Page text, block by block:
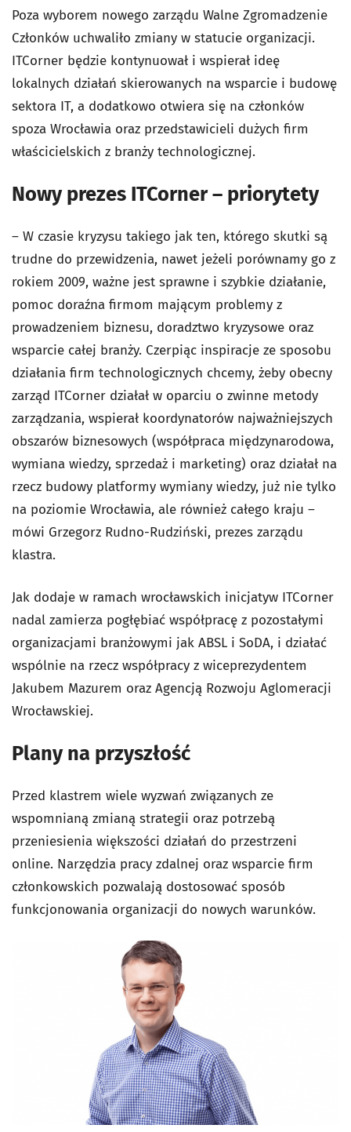
Poza wyborem nowego zarządu Walne Zgromadzenie
Członków uchwaliło zmiany w statucie organizacji.
ITCorner będzie kontynuował i wspierał ideę
lokalnych działań skierowanych na wsparcie i budowę
sektora IT, a dodatkowo otwiera się na członków
spoza Wrocławia oraz przedstawicieli dużych firm
właścicielskich z branży technologicznej.
Nowy prezes ITCorner – priorytety
– W czasie kryzysu takiego jak ten, którego skutki są
trudne do przewidzenia, nawet jeżeli porównamy go z
rokiem 2009, ważne jest sprawne i szybkie działanie,
pomoc doraźna firmom mającym problemy z
prowadzeniem biznesu, doradztwo kryzysowe oraz
wsparcie całej branży. Czerpiąc inspiracje ze sposobu
działania firm technologicznych chcemy, żeby obecny
zarząd ITCorner działał w oparciu o zwinne metody
zarządzania, wspierał koordynatorów najważniejszych
obszarów biznesowych (współpraca międzynarodowa,
wymiana wiedzy, sprzedaż i marketing) oraz działał na
rzecz budowy platformy wymiany wiedzy, już nie tylko
na poziomie Wrocławia, ale również całego kraju –
mówi Grzegorz Rudno-Rudziński, prezes zarządu
klastra.
Jak dodaje w ramach wrocławskich inicjatyw ITCorner
nadal zamierza pogłębiać współpracę z pozostałymi
organizacjami branżowymi jak ABSL i SoDA, i działać
wspólnie na rzecz współpracy z wiceprezydentem
Jakubem Mazurem oraz Agencją Rozwoju Aglomeracji
Wrocławskiej.
Plany na przyszłość
Przed klastrem wiele wyzwań związanych ze
wspomnianą zmianą strategii oraz potrzebą
przeniesienia większości działań do przestrzeni
online. Narzędzia pracy zdalnej oraz wsparcie firm
członkowskich pozwalają dostosować sposób
funkcjonowania organizacji do nowych warunków.